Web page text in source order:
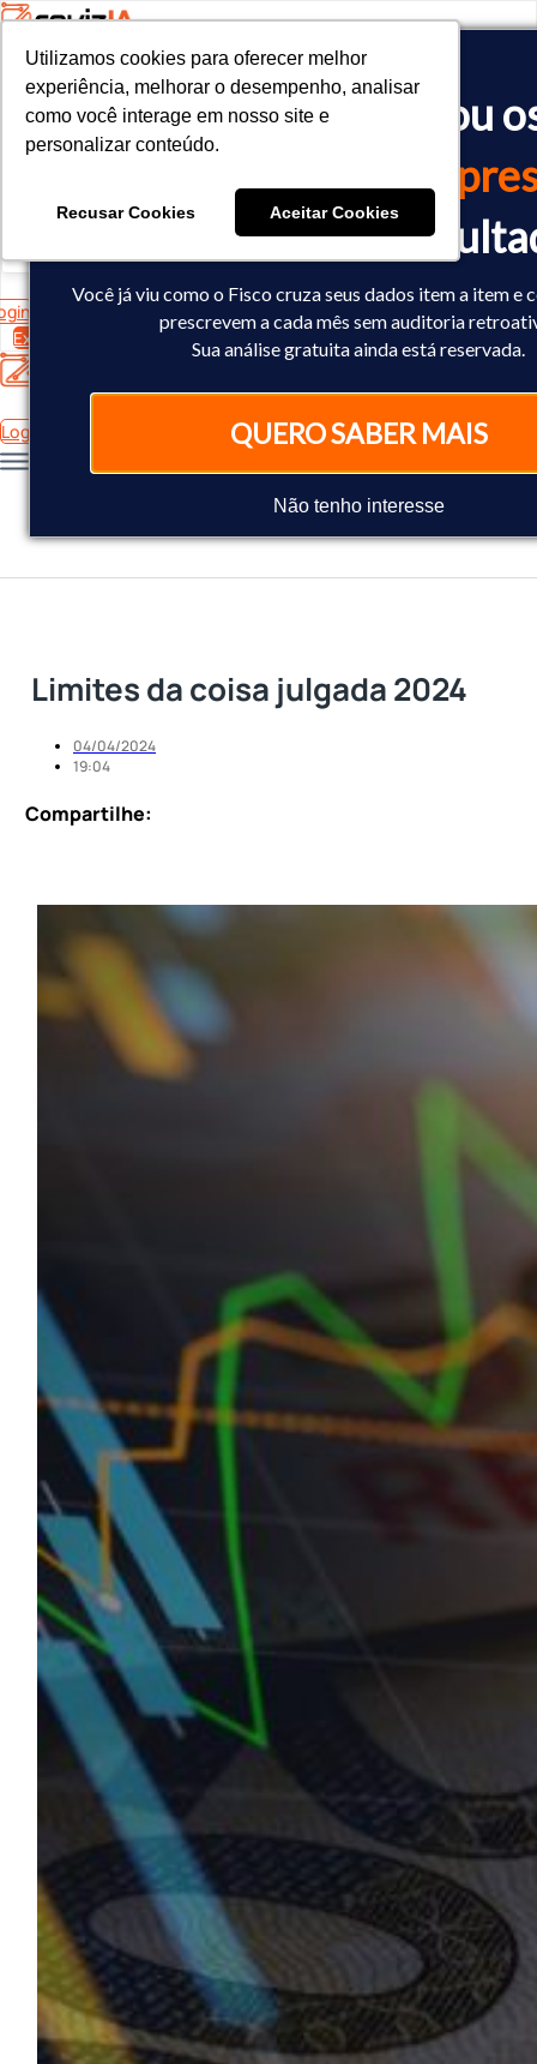
O Fisco já cruzou
dadosda sua
Você já sabe o
Você já viu como o Fisco cruza seus dados item a item e
prescrevem a cada mês sem auditoria
Sua análise gratuita ainda está reservada.
QUERO SABER MAIS
Não tenho interesse
Utilizamos cookies para oferecer melhor
experiência, melhorar o desempenho, analisar
como você interage em nosso site e
personalizar conteúdo.
Recusar Cookies Aceitar Cookies
Utilizamos cookies para oferecer melhor
experiência, melhorar o desempenho, analisar
como você interage em nosso site e
personalizar conteúdo.
Recusar Cookies Aceitar Cookies
<!-- Google tag (gtag.js) -->
<script async src="https://www.googletagmanager.com/gtag/
<script>
  window.dataLayer = window.dataLayer || [];
  gtag('config', 'AW-10793602440');
Experimente Grátis
Login
Limites da coisa julgada 2024
04/04/2024
19:04
Compartilhe: